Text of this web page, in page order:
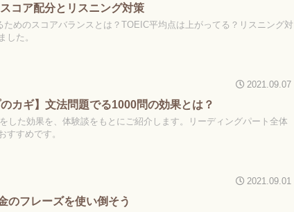
コア配分とリスニング対策
めのスコアバランスとは？TOEIC平均点は上がってる？リスニング対
した。
2021.09.07
カギ】文法問題でる1000問の効果とは？
した効果を、体験談をもとにご紹介します。リーディングパート全体
すすめです。
2021.09.01
のフレーズを使い倒そう